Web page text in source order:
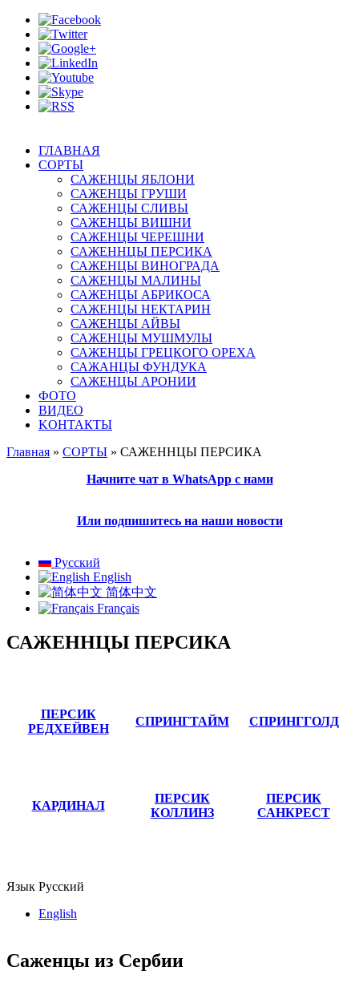
ГЛАВНАЯ
СОРТЫ
САЖЕНЦЫ ЯБЛОНИ
САЖЕНЦЫ ГРУШИ
САЖЕНЦЫ СЛИВЫ
САЖЕНЦЫ ВИШНИ
САЖЕНЦЫ ЧЕРЕШНИ
САЖЕННЦЫ ПЕРСИКА
САЖЕНЦЫ ВИНОГРАДА
САЖЕНЦЫ МАЛИНЫ
САЖЕНЦЫ АБРИКОСА
САЖЕНЦЫ НЕКТАРИН
САЖЕНЦЫ АЙВЫ
САЖЕНЦЫ МУШМУЛЫ
САЖЕНЦЫ ГРЕЦКОГО ОРЕХА
САЖАНЦЫ ФУНДУКА
САЖЕНЦЫ АРОНИИ
ФОТО
ВИДЕО
KОНТАКТЫ
Главная » СОРТЫ » САЖЕННЦЫ ПЕРСИКА
Начните чат в WhatsApp с нами
Или подпишитесь на наши новости
Русский
English
简体中文
Français
САЖЕННЦЫ ПЕРСИКА
ПЕРСИК
РЕДХЕЙВЕН
СПРИНГТАЙМ СПРИНГГОЛД
КАРДИНАЛ
ПЕРСИК
КОЛЛИНЗ
ПЕРСИК
САНКРЕСТ
Язык Русский
English
Саженцы из Сербии